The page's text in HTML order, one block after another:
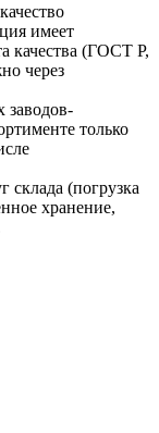
имеет
качества (ГОСТ Р,
через
заводов-
только
склада (погрузка
хранение,